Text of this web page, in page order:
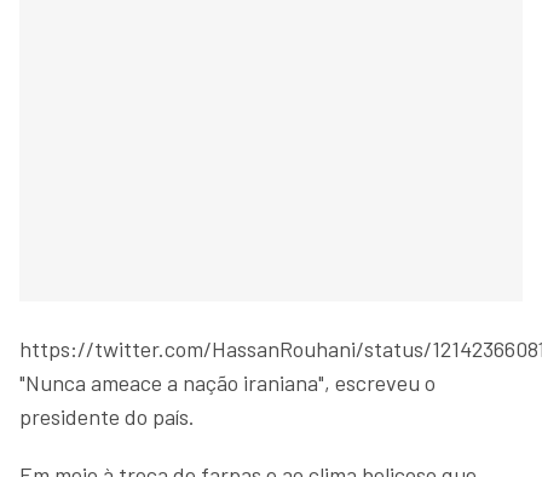
https://twitter.com/HassanRouhani/status/
"Nunca ameace a nação iraniana", escreveu o
presidente do país.